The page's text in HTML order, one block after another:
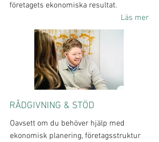
företagets ekonomiska resultat.
Läs mer
RÅDGIVNING & STÖD
Oavsett om du behöver hjälp med
ekonomisk planering, företagsstruktur